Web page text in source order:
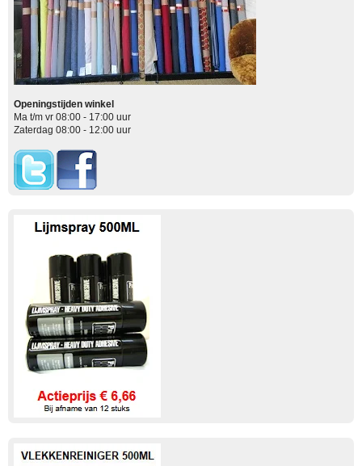
Openingstijden winkel
Ma t/m vr 08:00 - 17:00 uur
Zaterdag 08:00 - 12:00 uur